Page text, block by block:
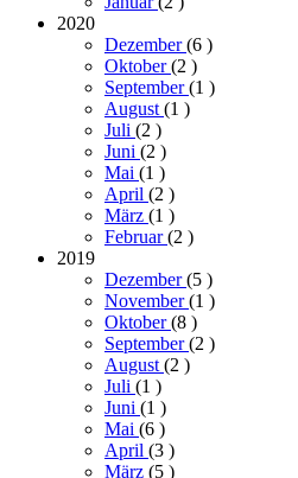
2020
Dezember(6 )
Oktober(2 )
September(1 )
August (1 )
Juli (2 )
Juni (2 )
Mai (1 )
April (2 )
März (1 )
Februar(2 )
2019
Dezember(5 )
November(1 )
Oktober(8 )
September(2 )
August (2 )
Juli (1 )
Juni (1 )
Mai (6 )
April (3 )
März (5 )